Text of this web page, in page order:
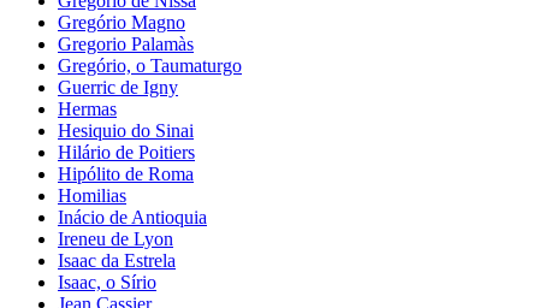
Gregório Magno
Gregorio Palamàs
Gregório, o Taumaturgo
Guerric de Igny
Hermas
Hesiquio do Sinai
Hilário de Poitiers
Hipólito de Roma
Homilias
Inácio de Antioquia
Ireneu de Lyon
Isaac da Estrela
Isaac, o Sírio
Jean Cassier